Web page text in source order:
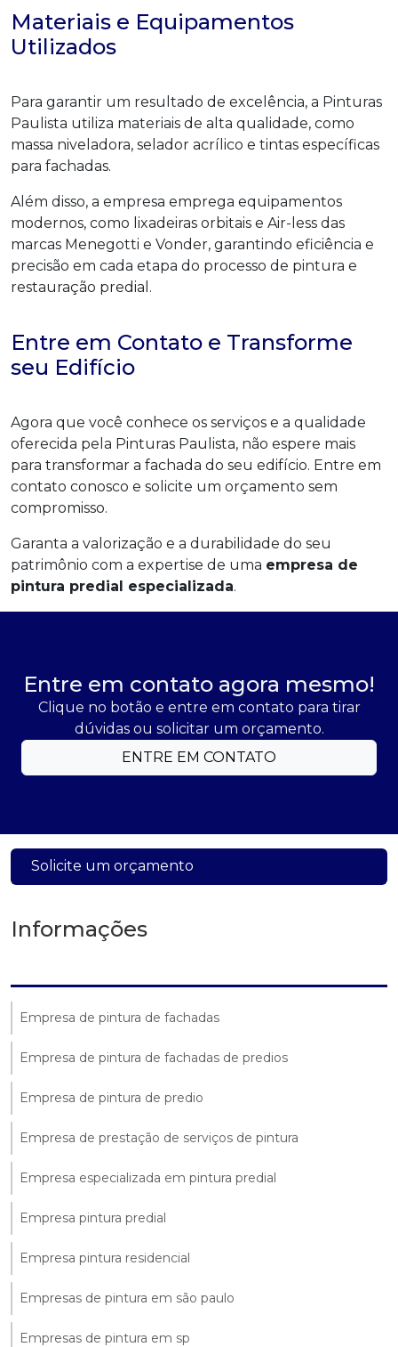
Materiais e Equipamentos
Utilizados
Para garantir um resultado de excelência, a Pinturas
Paulista utiliza materiais de alta qualidade, como
massa niveladora, selador acrílico e tintas específicas
para fachadas.
Além disso, a empresa emprega equipamentos
modernos, como lixadeiras orbitais e Air-less das
marcas Menegotti e Vonder, garantindo eficiência e
precisão em cada etapa do processo de pintura e
restauração predial.
Entre em Contato e Transforme
seu Edifício
Agora que você conhece os serviços e a qualidade
oferecida pela Pinturas Paulista, não espere mais
para transformar a fachada do seu edifício. Entre em
contato conosco e solicite um orçamento sem
compromisso.
Garanta a valorização e a durabilidade do seu
patrimônio com a expertise de uma empresa de
pintura predial especializada.
Entre em contato agora mesmo!
Clique no botão e entre em contato para tirar
dúvidas ou solicitar um orçamento.
ENTRE EM CONTATO
Solicite um orçamento
Informações
Empresa de pintura de fachadas
Empresa de pintura de fachadas de predios
Empresa de pintura de predio
Empresa de prestação de serviços de pintura
Empresa especializada em pintura predial
Empresa pintura predial
Empresa pintura residencial
Empresas de pintura em são paulo
Empresas de pintura em sp